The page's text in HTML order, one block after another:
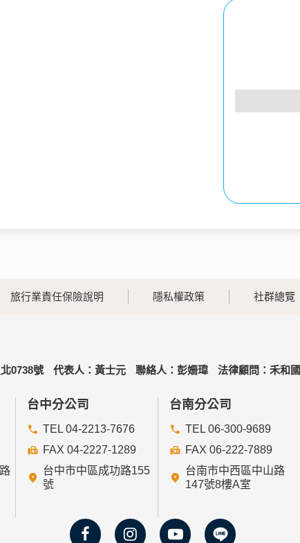
旅行業責任保險說明 隱私權政策 社群總覽
0738號 代表人：黃士元 聯絡人：彭姍瑋 法律顧問：禾和
台中分公司
TEL 04-2213-7676
FAX 04-2227-1289
台中市中區成功路155
號
台南分公司
TEL 06-300-9689
FAX 06-222-7889
台南市中西區中山路
147號8樓A室